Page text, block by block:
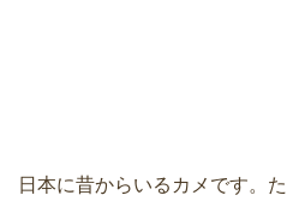
日本に昔からいるカメです。